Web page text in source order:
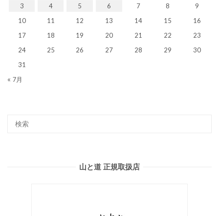
3
4 5 6 7 8
9
10
11 12 13 14 15
16
17
18 19 20 21 22
23
24
25 26 27 28 29
30
31
« 7月
山と道 正規取扱店